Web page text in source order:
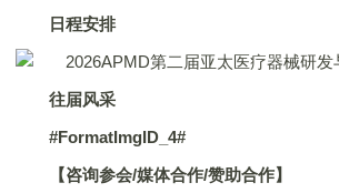
日程安排
往届风采
#FormatImgID_4#
【咨询参会/媒体合作/赞助合作】